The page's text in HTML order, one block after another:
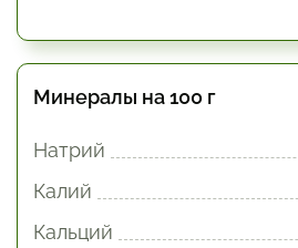
Минералы на 100 г
Натрий
Калий
Кальций